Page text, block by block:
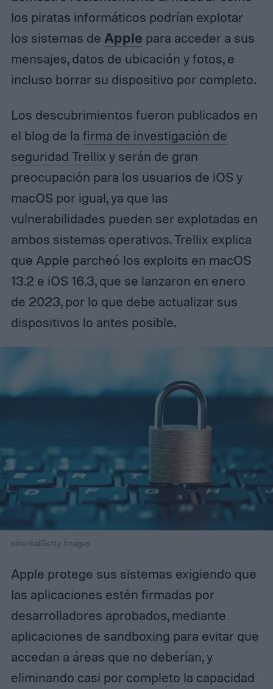
los piratas informáticos podrían explotar
los sistemas de Apple para acceder a sus
mensajes, datos de ubicación y fotos, e
incluso borrar su dispositivo por completo.
Los descubrimientos fueron publicados en
el blog de la firma de investigación de
seguridad Trellix y serán de gran
preocupación para los usuarios de iOS y
macOS por igual, ya que las
vulnerabilidades pueden ser explotadas en
ambos sistemas operativos. Trellix explica
que Apple parcheó los exploits en macOS
13.2 e iOS 16.3, que se lanzaron en enero
de 2023, por lo que debe actualizar sus
dispositivos lo antes posible.
piranka/Getty Images
Apple protege sus sistemas exigiendo que
las aplicaciones estén firmadas por
desarrolladores aprobados, mediante
aplicaciones de sandboxing para evitar que
accedan a áreas que no deberían, y
eliminando casi por completo la capacidad